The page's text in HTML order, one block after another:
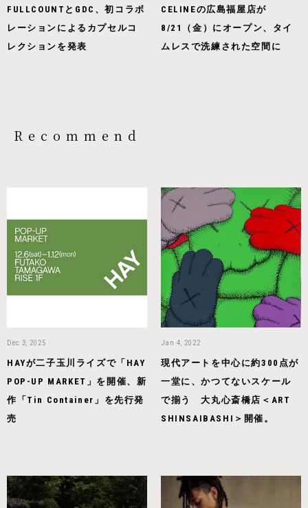
FULLCOUNTとGDC、初コラボ
レーションによるカプセルコ
レクションを発表
CELINEの広島福屋店が
8/21（金）にオープン、タイ
ムレスで洗練された空間に
Recommend
Dec 3, 2025
HAYが二子玉川ライズで「HAY
POP-UP MARKET」を開催、新
作「Tin Container」を先行発
売
Jan 4, 2022
現代アートを中心に約300点が
一堂に、かつてないスケール
で揃う 大丸心斎橋店＜ART
SHINSAIBASHI＞開催。